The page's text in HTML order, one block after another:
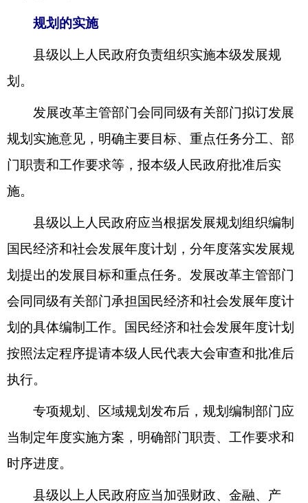
规划的实施
县级以上人民政府负责组织实施本级发展规
划。
发展改革主管部门会同同级有关部门拟订发展
规划实施意见，明确主要目标、重点任务分工、部
门职责和工作要求等，报本级人民政府批准后实
施。
县级以上人民政府应当根据发展规划组织编制
国民经济和社会发展年度计划，分年度落实发展规
划提出的发展目标和重点任务。发展改革主管部门
会同同级有关部门承担国民经济和社会发展年度计
划的具体编制工作。国民经济和社会发展年度计划
按照法定程序提请本级人民代表大会审查和批准后
执行。
专项规划、区域规划发布后，规划编制部门应
当制定年度实施方案，明确部门职责、工作要求和
时序进度。
县级以上人民政府应当加强财政、金融、产